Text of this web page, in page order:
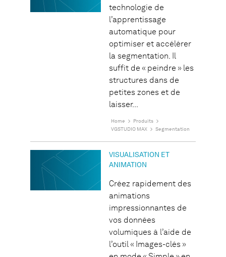
technologie de
l’apprentissage
automatique pour
optimiser et accélérer
la segmentation. Il
suffit de « peindre » les
structures dans de
petites zones et de
laisser...
Home
Produits
VGSTUDIO MAX
Segmentation
VISUALISATION ET
ANIMATION
Créez rapidement des
animations
impressionnantes de
vos données
volumiques à l’aide de
l’outil « Images-clés »